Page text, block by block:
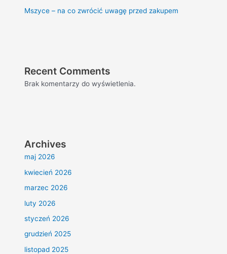
Mszyce – na co zwrócić uwagę przed zakupem
Recent Comments
Brak komentarzy do wyświetlenia.
Archives
maj 2026
kwiecień 2026
marzec 2026
luty 2026
styczeń 2026
grudzień 2025
listopad 2025